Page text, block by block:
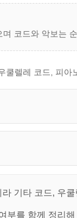
코드와 악보는
렐레 코드, 피아
기타 코드, 우
부를 함께 정리